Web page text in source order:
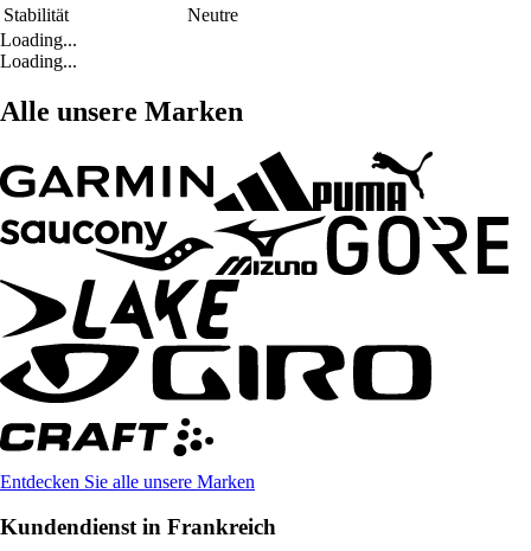
Stabilität
Neutre
Loading...
Loading...
Alle unsere Marken
Entdecken Sie alle unsere Marken
Kundendienst in Frankreich